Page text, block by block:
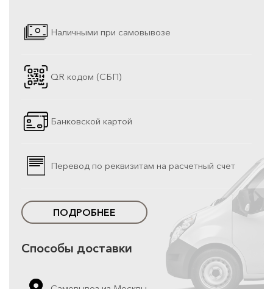
Наличными при самовывозе
QR кодом (СБП)
Банковской картой
Перевод по реквизитам на расчетный счет
ПОДРОБНЕЕ
Способы доставки